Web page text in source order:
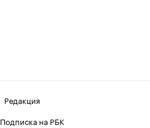
Редакция
Подписка на РБК